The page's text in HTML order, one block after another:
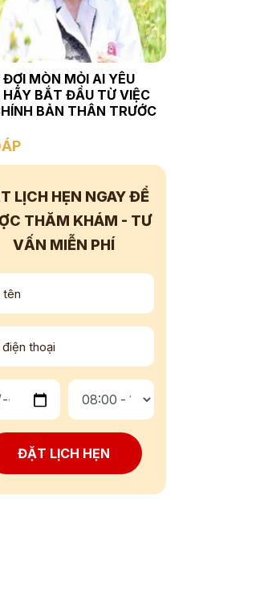
MÒN MỎI AI YÊU
HÃY BẮT ĐẦU TỪ VIỆC
BẢN THÂN TRƯỚC
LỊCH HẸN NGAYĐỂ
THĂM KHÁM - TƯ
VẤN MIỄN PHÍ
ĐẶT LỊCH HẸN